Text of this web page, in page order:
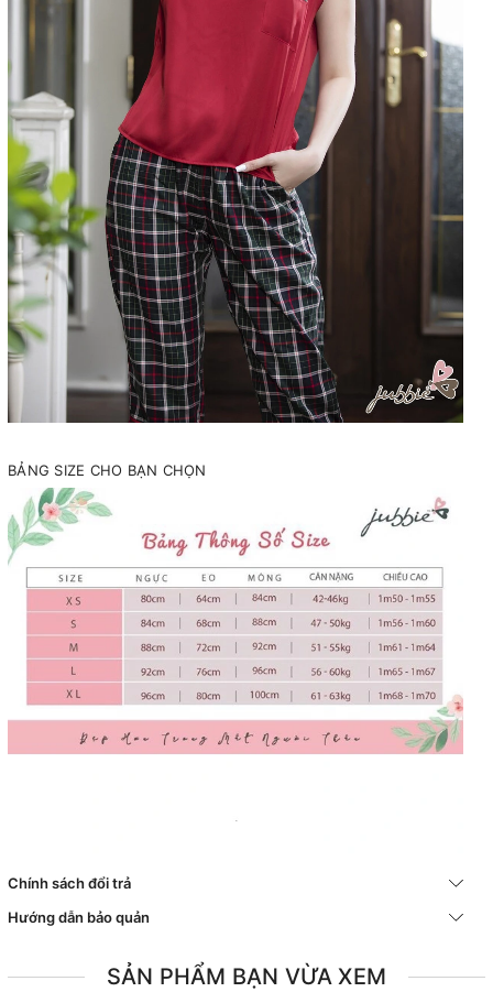
BẢNG SIZE CHO BẠN CHỌN
Chính sách đổi trả
Hướng dẫn bảo quản
SẢN PHẨM BẠN VỪA XEM